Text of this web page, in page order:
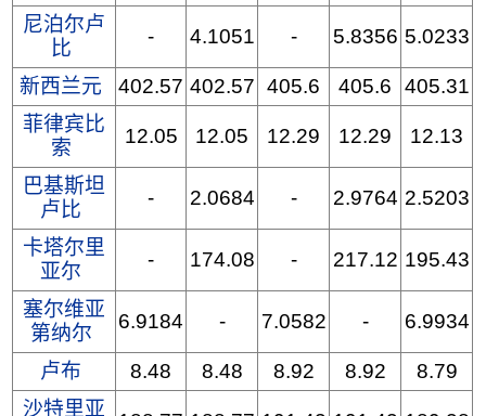
尼泊尔卢
比
- 4.1051 - 5.8356 5.0233
新西兰元 402.57 402.57 405.6 405.6
405.31
菲律宾比
索
12.05 12.05 12.29 12.29 12.13
巴基斯坦
卢比
- 2.0684 - 2.9764 2.5203
卡塔尔里
亚尔
- 174.08 - 217.12 195.43
塞尔维亚
第纳尔
6.9184 - 7.0582 - 6.9934
卢布 8.48 8.48 8.92 8.92
8.79
沙特里亚